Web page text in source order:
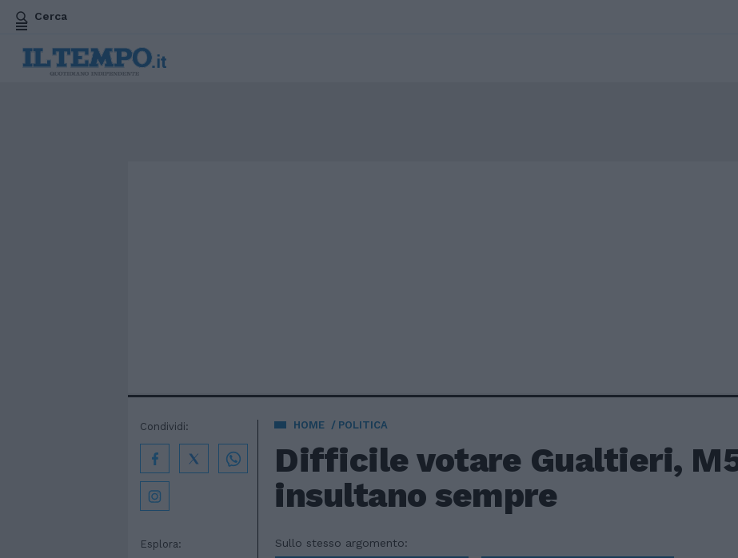
Cerca
HOME POLITICA
Difficile votare Gualtieri,
insultano sempre
Esplora:
Condividi:
Sullo stesso argomento: